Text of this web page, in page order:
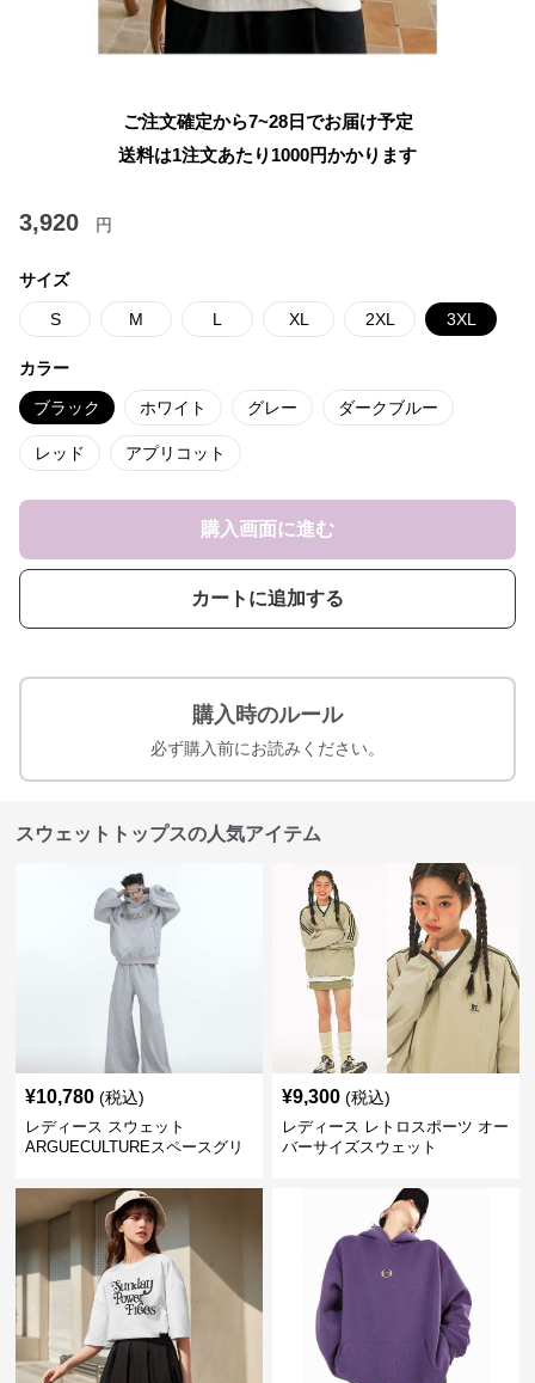
ご注文確定から7~28日でお届け予定
送料は1注文あたり 1000円かかります
3,920 円
サイズ
S M L XL 2XL 3XL
カラー
ブラック ホワイト グレー ダークブルー
レッド アプリコット
購入画面に進む
カートに追加する
購入時のルール
必ず購入前にお読みください。
スウェットトップスの人気アイテム
¥10,780 (税込)
レディース スウェット
ARGUECULTUREスペースグリ
¥9,300 (税込)
レディース レトロスポーツ オー
バーサイズスウェット